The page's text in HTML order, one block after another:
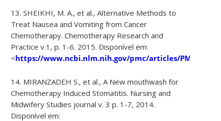
13. SHEIKHI, M. A., et al., Alternative Methods to
Treat Nausea and Vomiting from Cancer
Chemotherapy. Chemotherapy Research and
Practice v.1, p. 1-6. 2015. Disponível em:
<https://www.ncbi.nlm.nih.gov/pmc/articles/
14. MIRANZADEH S., et al., A New mouthwash for
Chemotherapy Induced Stomatitis. Nursing and
Midwifery Studies journal v. 3 p. 1-7, 2014.
Disponível em: